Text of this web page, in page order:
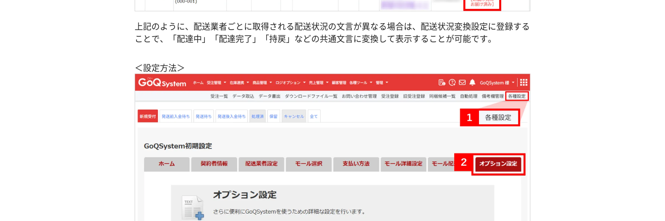
上記のように、配送業者ごとに取得される配送状況の文言が異なる場合は、配送状況変換設定に登録する
ことで、「配達中」「配達完了」「持戻」などの共通文言に変換して表示することが可能です。
＜設定方法＞